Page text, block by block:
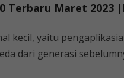
Terbaru Maret 2023
kecil, yaitu
dari generasi